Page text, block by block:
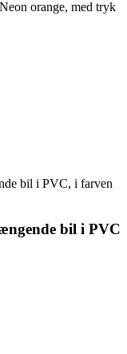
bil i PVC